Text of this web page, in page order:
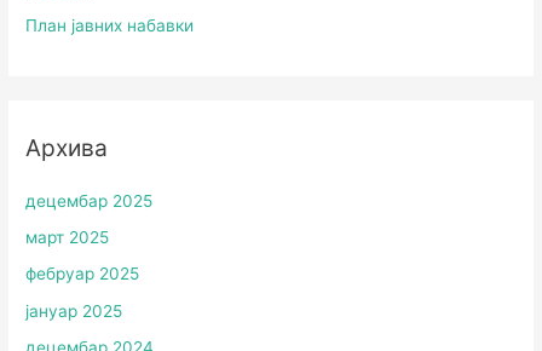
План јавних набавки
Архива
децембар 2025
март 2025
фебруар 2025
јануар 2025